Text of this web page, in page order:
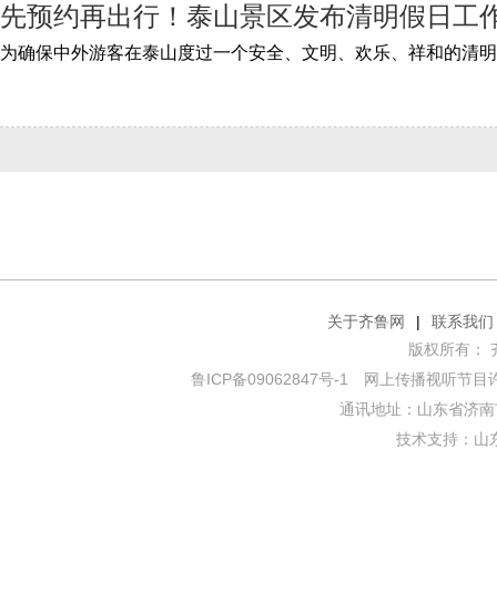
先预约再出行！泰山景区发布清明假日工
关于齐鲁网 |
联系我们
版权所有：
鲁ICP备09062847号-1 网上传播视听节目
通讯地址：山东省济
技术支持： 山